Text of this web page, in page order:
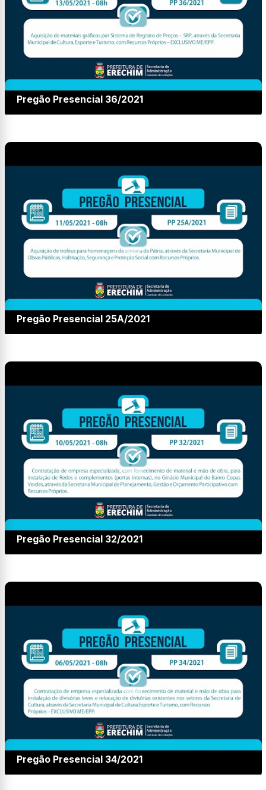
Pregão Presencial 36/2021
Pregão Presencial 25A/2021
Pregão Presencial 32/2021
Pregão Presencial 34/2021